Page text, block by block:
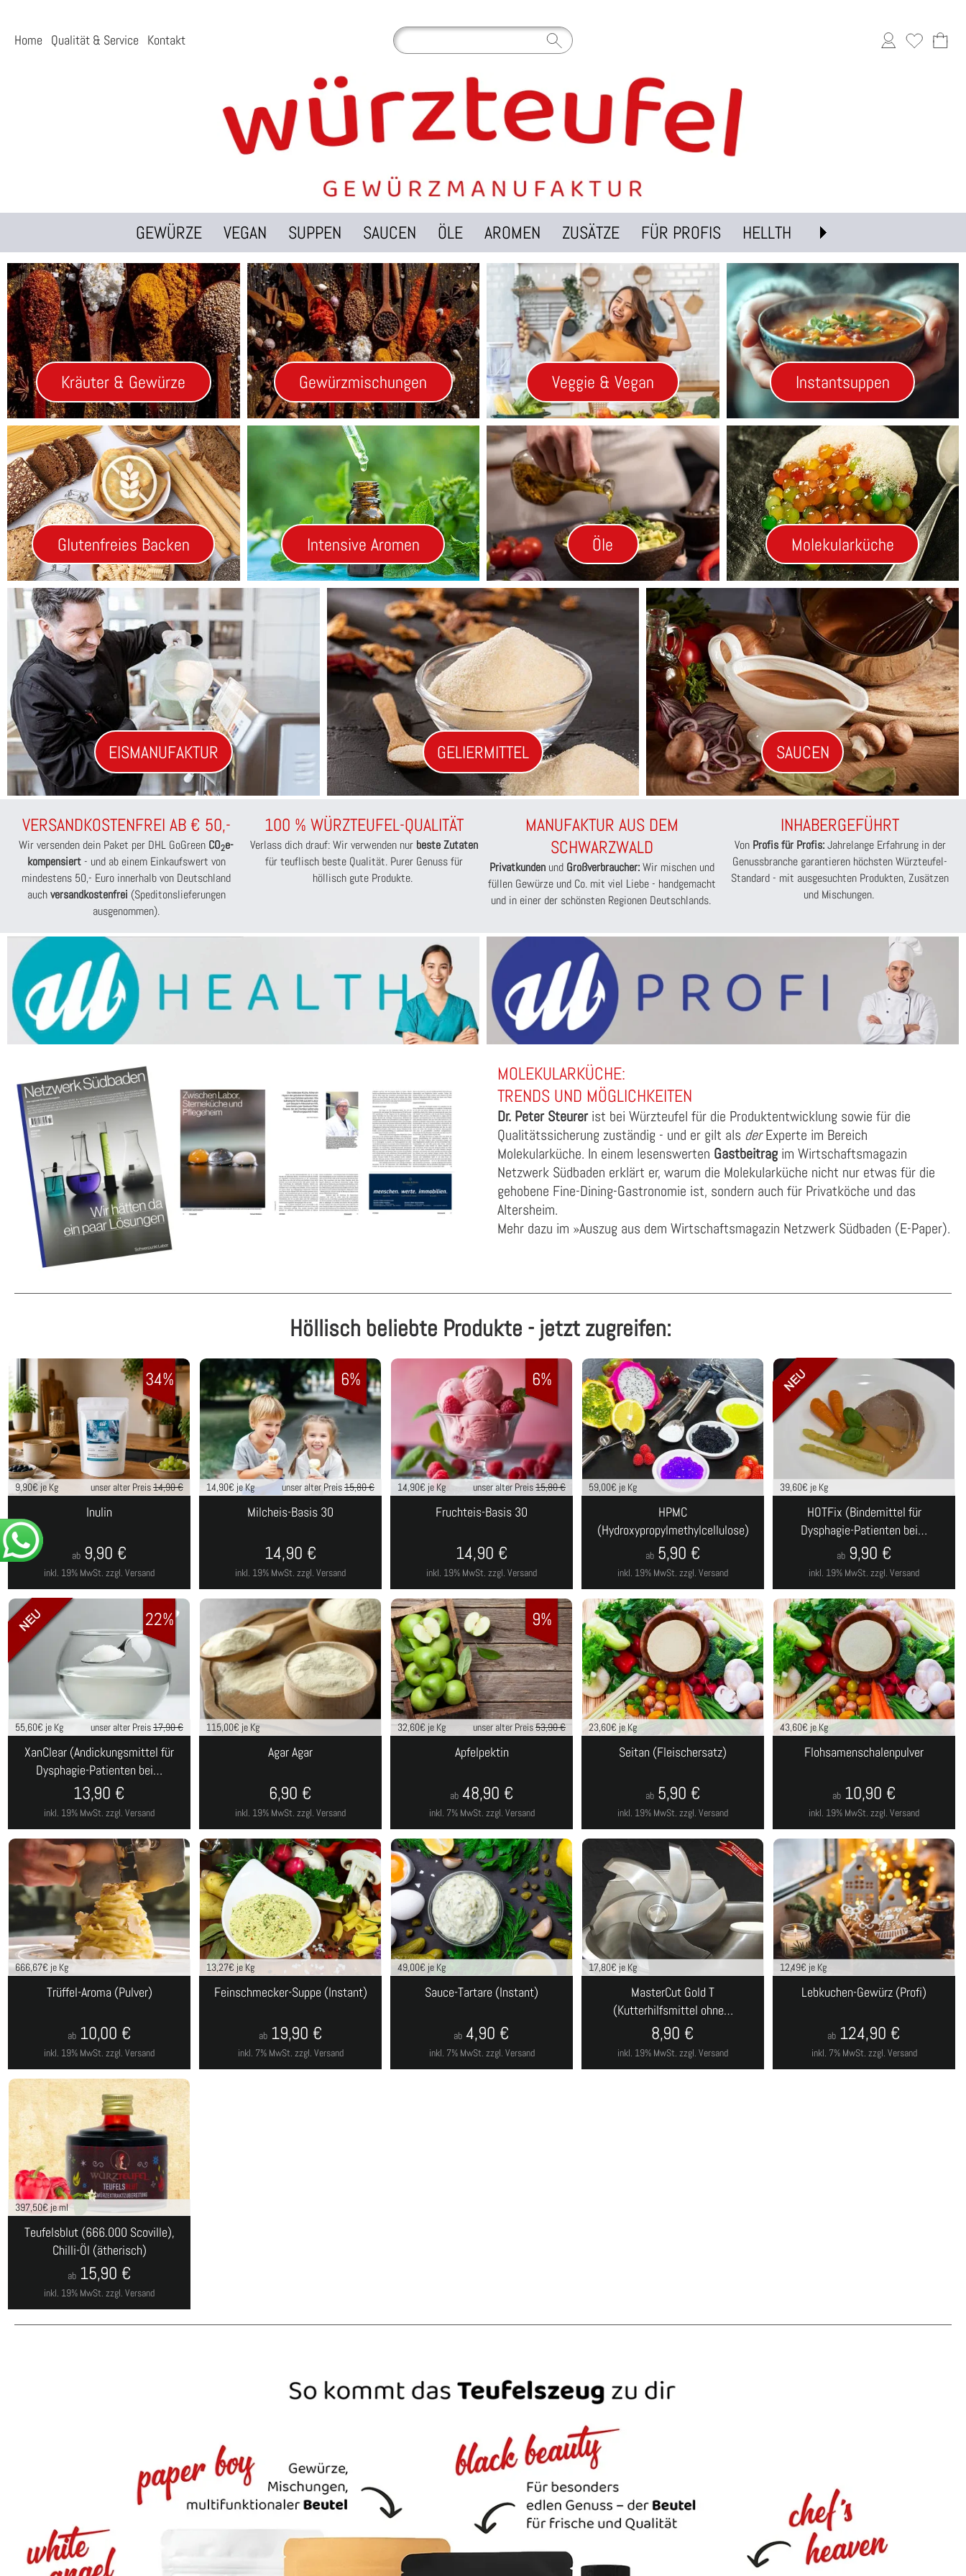
Home Qualität & Service Kontakt
GEWÜRZE VEGAN SUPPEN SAUCEN ÖLE AROMEN ZUSÄTZE FÜR PROFIS HELLTH
Kräuter & Gewürze Gewürzmischungen Veggie & Vegan Instantsuppen
Glutenfreies Backen Intensive Aromen Öle Molekularküche
EISMANUFAKTUR GELIERMITTEL SAUCEN
VERSANDKOSTENFREI AB € 50,-
Wir versenden dein Paket per DHL GoGreen CO2e-
kompensiert- und ab einem Einkaufswert von
mindestens 50,- Euro innerhalb von Deutschland
auchversandkostenfrei (Speditonslieferungen
ausgenommen).
100 % WÜRZTEUFEL-QUALITÄT
Verlass dich drauf: Wir verwenden nur beste Zutaten
für teuflisch beste Qualität. Purer Genuss für
höllisch gute Produkte.
MANUFAKTUR AUS DEM
SCHWARZWALD
Privatkunden und Großverbraucher:Wir mischen und
füllen Gewürze und Co. mit viel Liebe - handgemacht
und in einer der schönsten Regionen Deutschlands.
INHABERGEFÜHRT
Von Profis für Profis:Jahrelange Erfahrung in der
Genussbranche garantieren höchsten Würzteufel-
Standard - mit ausgesuchten Produkten, Zusätzen
und Mischungen.
MOLEKULARKÜCHE:
TRENDS UND MÖGLICHKEITEN
Dr. Peter Steurerist bei Würzteufel für die Produktentwicklung sowie für die
Qualitätssicherung zuständig - und er gilt als derExperte im Bereich
Molekularküche. In einem lesenswerten Gastbeitrag im Wirtschaftsmagazin
Netzwerk Südbaden erklärt er, warum die Molekularküche nicht nur etwas für die
gehobene Fine-Dining-Gastronomie ist, sondern auch für Privatköche und das
Altersheim.
Mehr dazu im »Auszug aus dem Wirtschaftsmagazin Netzwerk Südbaden (E-Paper).
Höllisch beliebte Produkte - jetzt zugreifen:
9,90€ je Kg unser alter Preis14,90 €
Inulin
inkl. 19% MwSt. zzgl. Versand
ab 9,90 €
34%
14,90€ je Kg unser alter Preis15,80 €
Milcheis-Basis 30
inkl. 19% MwSt. zzgl. Versand
14,90 €
6%
14,90€ je Kg unser alter Preis15,80 €
Fruchteis-Basis 30
inkl. 19% MwSt. zzgl. Versand
14,90 €
6%
59,00€ je Kg
HPMC
(Hydroxypropylmethylcellulose)
inkl. 19% MwSt. zzgl. Versand
ab 5,90 €
39,60€ je Kg
HOTFix (Bindemittel für
Dysphagie-Patienten bei…
inkl. 19% MwSt. zzgl. Versand
ab 9,90 €
55,60€ je Kg unser alter Preis17,90 €
XanClear (Andickungsmittel für
Dysphagie-Patienten bei…
inkl. 19% MwSt. zzgl. Versand
13,90 €
22%
115,00€ je Kg
Agar Agar
inkl. 19% MwSt. zzgl. Versand
6,90 €
32,60€ je Kg unser alter Preis53,90 €
Apfelpektin
inkl. 7% MwSt. zzgl. Versand
ab 48,90 €
9%
23,60€ je Kg
Seitan (Fleischersatz)
inkl. 19% MwSt. zzgl. Versand
ab 5,90 €
43,60€ je Kg
Flohsamenschalenpulver
inkl. 19% MwSt. zzgl. Versand
ab 10,90 €
666,67€ je Kg
Trüffel-Aroma (Pulver)
inkl. 19% MwSt. zzgl. Versand
ab 10,00 €
13,27€ je Kg
Feinschmecker-Suppe (Instant)
inkl. 7% MwSt. zzgl. Versand
ab 19,90 €
49,00€ je Kg
Sauce-Tartare (Instant)
inkl. 7% MwSt. zzgl. Versand
ab 4,90 €
17,80€ je Kg
MasterCut Gold T
(Kutterhilfsmittel ohne…
inkl. 19% MwSt. zzgl. Versand
8,90 €
12,49€ je Kg
Lebkuchen-Gewürz (Profi)
inkl. 7% MwSt. zzgl. Versand
ab 124,90 €
397,50€ je ml
Teufelsblut (666.000 Scoville),
Chilli-Öl (ätherisch)
inkl. 19% MwSt. zzgl. Versand
ab 15,90 €